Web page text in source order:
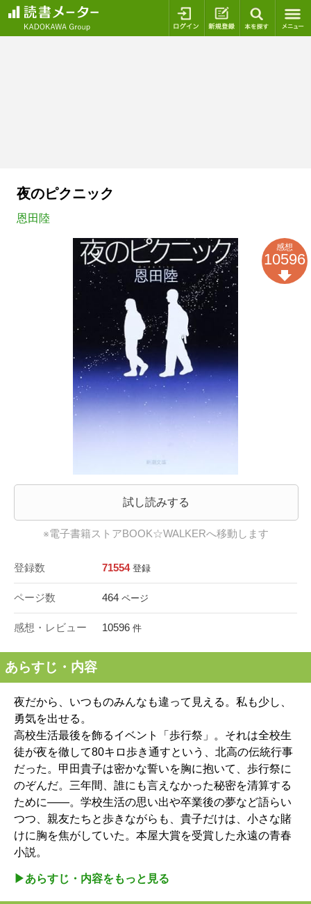
ログイン 新規登録
夜のピクニック
恩田陸
試し読みする
※電子書籍ストアBOOK☆WALKERへ移動します
登録数 71554 登録
ページ数 464 ページ
感想・レビュー 10596 件
感想
10596
あらすじ・内容
夜だから、いつものみんなも違って見える。私も少し、
勇気を出せる。
高校生活最後を飾るイベント「歩行祭」。それは全校生
徒が夜を徹して80キロ歩き通すという、北高の伝統行事
だった。甲田貴子は密かな誓いを胸に抱いて、歩行祭に
のぞんだ。三年間、誰にも言えなかった秘密を清算する
ために――。学校生活の思い出や卒業後の夢など語らい
つつ、親友たちと歩きながらも、貴子だけは、小さな賭
けに胸を焦がしていた。本屋大賞を受賞した永遠の青春
小説。
▶︎あらすじ・内容をもっと見る